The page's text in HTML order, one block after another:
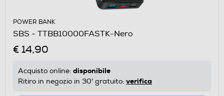
POWER BANK
SBS - TTBB10000FASTK-Nero
€ 14,90
Acquisto online: disponibile
Ritiro in negozio in 30' gratuito: verifica